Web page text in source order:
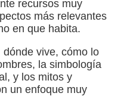
recursos muy
más relevantes
en que habita.
vive, cómo lo
la simbología
y los mitos y
un enfoque muy